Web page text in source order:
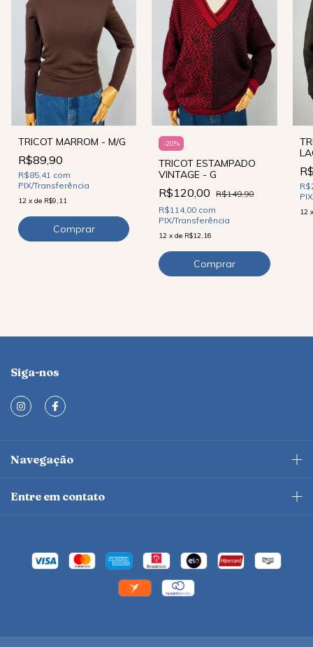
TRICOT MARROM - M/G
R$89,90
R$85,41 com
PIX/Transferência
12 x de R$9,11
-20%
TRICOT ESTAMPADO
VINTAGE - G
R$120,00
R$149,90
R$114,00 com
PIX/Transferência
12 xde R$12,16
12
Siga-nos
Navegação
Entre em contato